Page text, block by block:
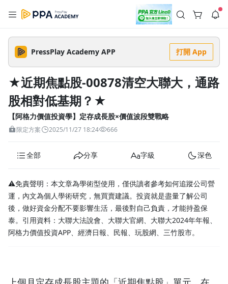
註冊領取 上千元優惠券！
公告
🌞 PPA 避暑津貼．冷氣房升級｜期間快閃活動
🥵 酷暑限時快閃｜單筆滿 NT$2,500 現折 NT$300、再贈最高
2% 點數回饋！🚀 酷暑來襲．偷偷在冷氣房升級 📈⭐️ 【冷氣房
進修 限時開跑】◾單筆滿 NT$2,500 現折 NT$300◾活動期間：
即日起 - 8/13（只有一週）-📣 酷暑季好康 \ 再加碼 /→ 點數回饋
無上限🔥購買任一課程 or 訂閱✅ 消費即享回饋 1% 點數✅ 滿
$5,000 回饋 2% 點數🎁 此為 PPA 官方帳號 Line@ 專屬活動，加
入好友👉 享有「渠道專屬活動」及「個人化推播」！
3 天前
查看全部
PressPlay Academy APP 打開 App
★近期焦點股-00878清空大聯大，通路
股相對低基期？★
【阿格力價值投資學】定存成長股×價值波段雙戰略
限定方案 2025/11/27 18:24 666
全部 分享 字級 深色
⚠️免責聲明：本文章為學術型使用，僅供讀者參考如何追蹤公司營
運，內文為個人學術研究，無買賣建議。投資就是盡量了解公司
後，做好資金分配不要影響生活，最後對自己負責，才能持盈保
泰。引用資料：大聯大法說會、大聯大官網、大聯大2024年年報、
阿格力價值投資APP、經濟日報、民報、玩股網、三竹股市。
--:-- --:--
1.0x
2.0x
1.5x
1.25x
追蹤列表
去逛逛
返回播放器
清除全部